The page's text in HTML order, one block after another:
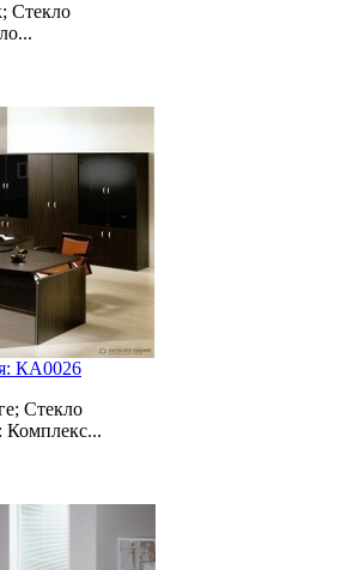
Стекло
КА0026
Стекло
Комплекс...